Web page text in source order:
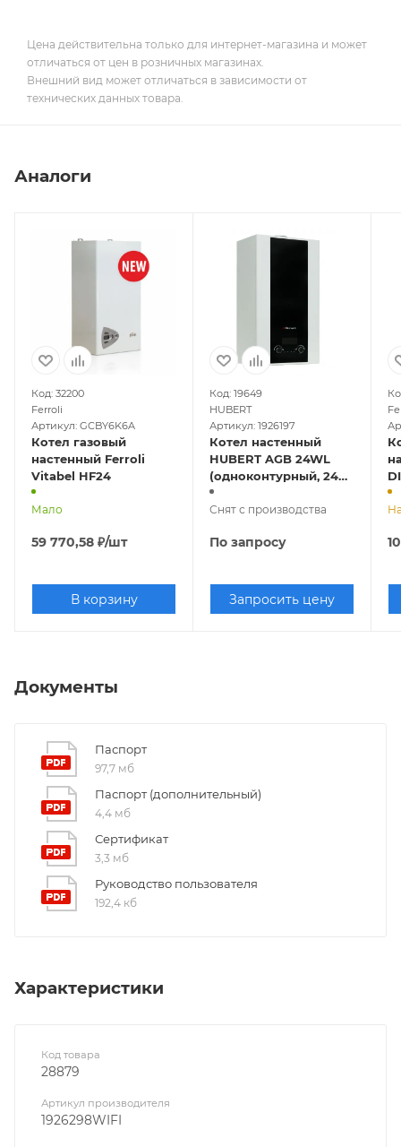
Цена действительна только для интернет-магазина и может
отличаться от цен в розничных магазинах.
Внешний вид может отличаться в зависимости от
технических данных товара.
Аналоги
Код: 32200
Ferroli
Артикул: GCBY6K6A
Котел газовый
настенный Ferroli
Vitabel HF24
Мало
59 770,58 ₽/шт
В корзину
Код: 19649
HUBERT
Артикул: 1926197
Котел настенный
HUBERT AGB 24WL
(одноконтурный, 24
кВт, закрытая камера)
Снят с производства
По запросу
Запросить цену
Документы
Паспорт
97,7 мб
Паспорт (дополнительный)
4,4 мб
Сертификат
3,3 мб
Руководство пользователя
192,4 кб
Характеристики
Код товара
28879
Артикул производителя
1926298WIFI